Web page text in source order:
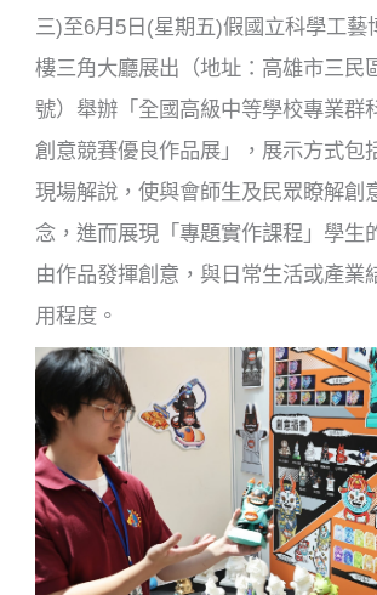
三)至6月 5 日(星期五)假 國立科學工藝
樓三角大廳展出 （地址： 高雄市三民
號） 舉辦 「全國高級中等學校專業群
創意競賽優良作品展」，展示方式包
現場解說 ，使與會師生及民眾瞭解創
念，進而展現 「專題實作課程 」學生
由作品發揮創意， 與日常生活或產業
用程度。